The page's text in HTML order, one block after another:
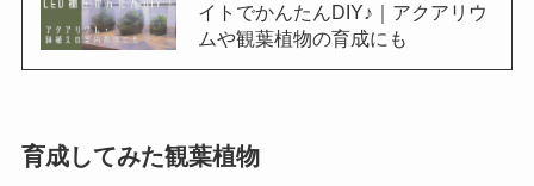
イトでかんたんDIY♪｜アクアリウ
ムや観葉植物の育成にも
育成してみた観葉植物